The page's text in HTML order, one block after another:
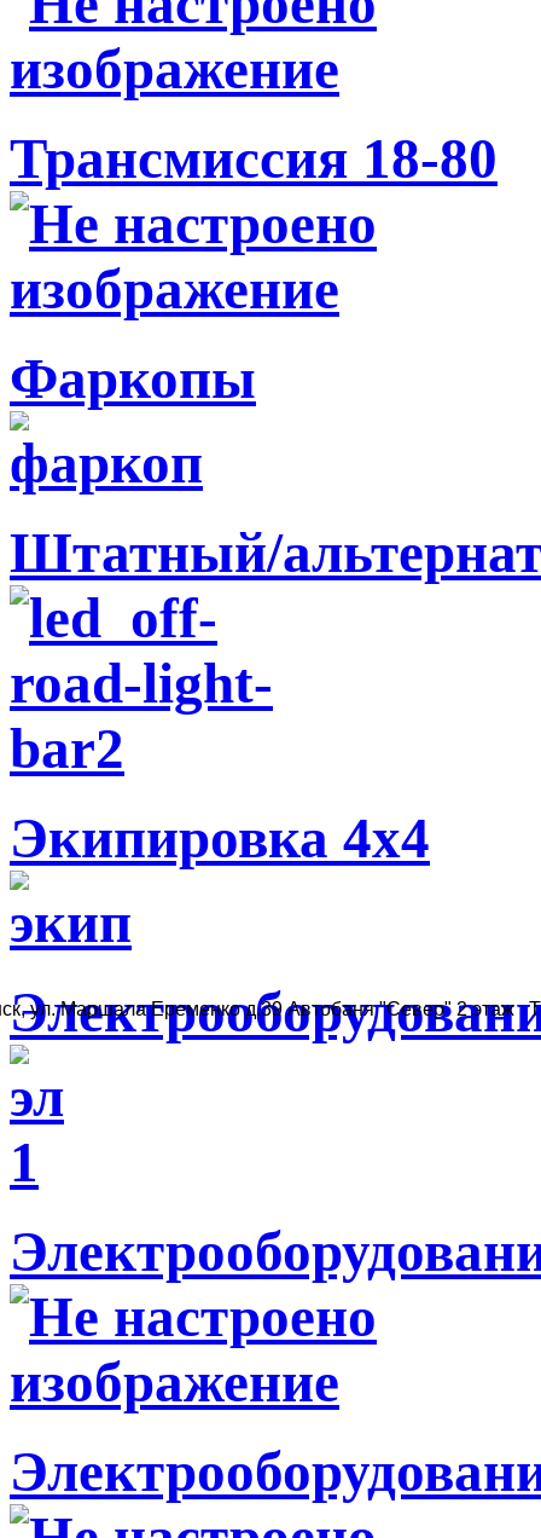
ул. Маршала Еременко д.39 Автобаня "Север" 2 этаж
Трансмиссия 18-80
Фаркопы
Штатный/
Экипировка 4х4